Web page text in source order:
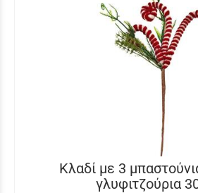
Κλαδί με 3
γλυφιτζούρια